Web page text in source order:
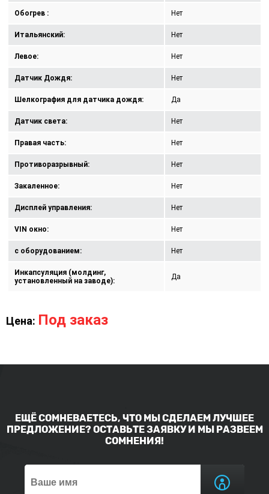
Обогрев : Нет
Итальянский: Нет
Левое: Нет
Датчик Дождя: Нет
Шелкография для датчика дождя: Да
Датчик света: Нет
Правая часть: Нет
Противоразрывный: Нет
Закаленное: Нет
Дисплей управления: Нет
VIN окно: Нет
с оборудованием: Нет
Инкапсуляция (молдинг,
установленный на заводе):
Да
Цена: Под заказ
ЕЩЁ СОМНЕВАЕТЕСЬ, ЧТО МЫ СДЕЛАЕМ ЛУЧШЕЕ
ПРЕДЛОЖЕНИЕ? ОСТАВЬТЕ ЗАЯВКУ И МЫ РАЗВЕЕМ
СОМНЕНИЯ!